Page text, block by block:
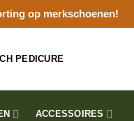
op merkschoenen!
PEDICURE
ACCESSOIRES